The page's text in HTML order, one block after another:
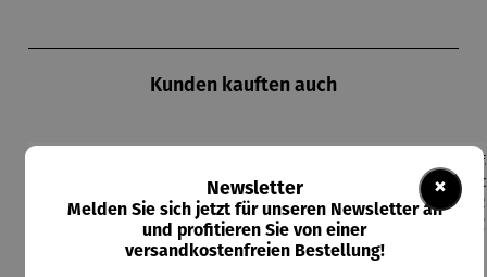
Kunden kauften auch
×
Newsletter
Melden Sie sich jetzt für unseren Newsletter an
und profitieren Sie von einer
versandkostenfreien Bestellung!